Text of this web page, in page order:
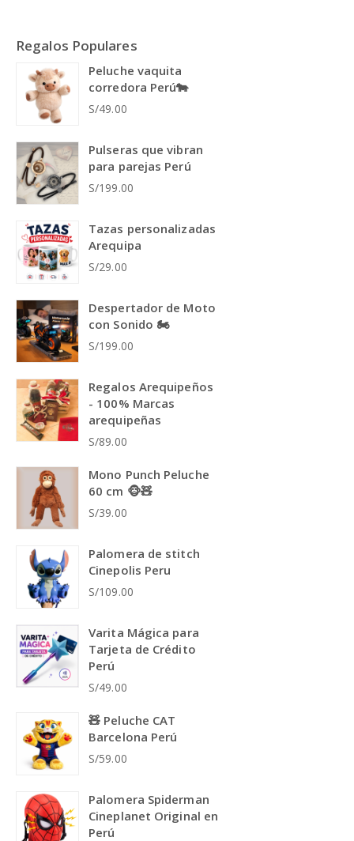
Regalos Populares
Peluche vaquita
corredora Perú🐄
S/49.00
Pulseras que vibran
para parejas Perú
S/199.00
Tazas personalizadas
Arequipa
S/29.00
Despertador de Moto
con Sonido 🏍️
S/199.00
Regalos Arequipeños
- 100% Marcas
arequipeñas
S/89.00
Mono Punch Peluche
60 cm 🐵🧸
S/39.00
Palomera de stitch
Cinepolis Peru
S/109.00
Varita Mágica para
Tarjeta de Crédito
Perú
S/49.00
🧸 Peluche CAT
Barcelona Perú
S/59.00
Palomera Spiderman
Cineplanet Original en
Perú